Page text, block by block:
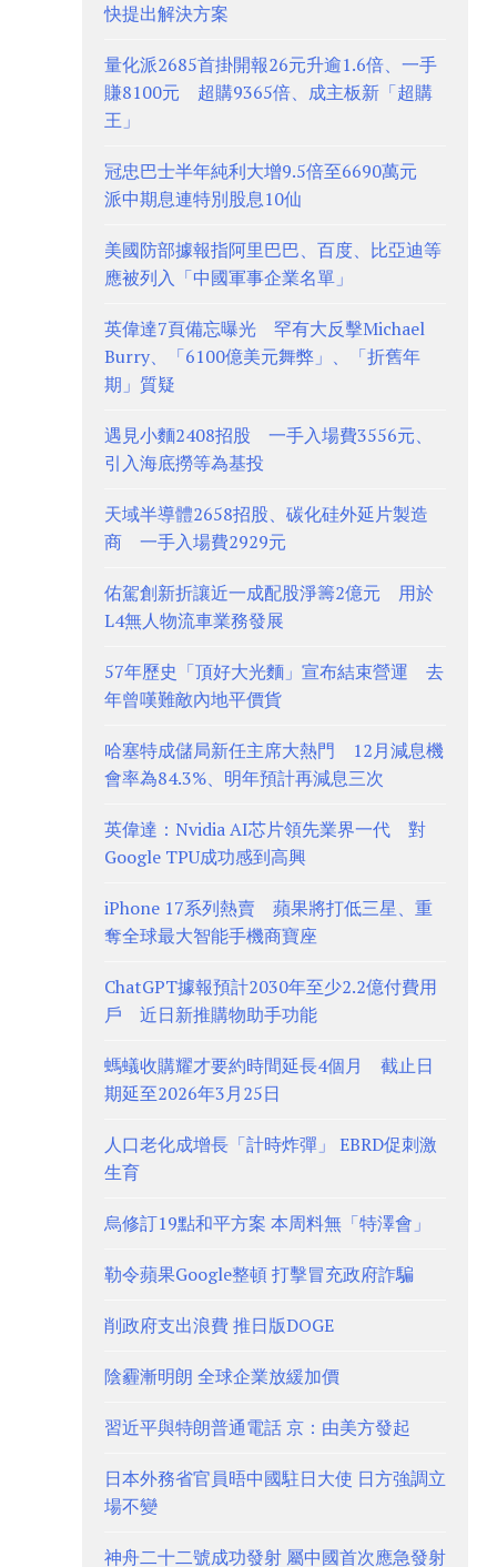
快提出解決方案
量化派2685首掛開報26元升逾1.6倍、一手
賺8100元 超購9365倍、成主板新「超購
王」
冠忠巴士半年純利大增9.5倍至6690萬元
派中期息連特別股息10仙
美國防部據報指阿里巴巴、百度、比亞迪等
應被列入「中國軍事企業名單」
英偉達7頁備忘曝光 罕有大反擊Michael
Burry、「6100億美元舞弊」、「折舊年
期」質疑
遇見小麵2408招股 一手入場費3556元、
引入海底撈等為基投
天域半導體2658招股、碳化硅外延片製造
商 一手入場費2929元
佑駕創新折讓近一成配股淨籌2億元 用於
L4無人物流車業務發展
57年歷史「頂好大光麵」宣布結束營運 去
年曾嘆難敵內地平價貨
哈塞特成儲局新任主席大熱門 12月減息機
會率為84.3%、明年預計再減息三次
英偉達：Nvidia AI芯片領先業界一代 對
Google TPU成功感到高興
iPhone 17系列熱賣 蘋果將打低三星、重
奪全球最大智能手機商寶座
ChatGPT據報預計2030年至少2.2億付費用
戶 近日新推購物助手功能
螞蟻收購耀才要約時間延長4個月 截止日
期延至2026年3月25日
人口老化成增長「計時炸彈」 EBRD促刺激
生育
烏修訂19點和平方案 本周料無「特澤會」
勒令蘋果Google整頓 打擊冒充政府詐騙
削政府支出浪費 推日版DOGE
陰霾漸明朗 全球企業放緩加價
習近平與特朗普通電話 京：由美方發起
日本外務省官員晤中國駐日大使 日方強調立
場不變
神舟二十二號成功發射 屬中國首次應急發射